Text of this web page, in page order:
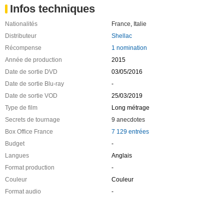
Infos techniques
Nationalités France, Italie
Distributeur
Shellac
Récompense
1 nomination
Année de production
2015
Date de sortie DVD
03/05/2016
Date de sortie Blu-ray
-
Date de sortie VOD
25/03/2019
Type de film
Long métrage
Secrets de tournage
9 anecdotes
Box Office France
7 129 entrées
Budget
-
Langues
Anglais
Format production
-
Couleur
Couleur
Format audio
-